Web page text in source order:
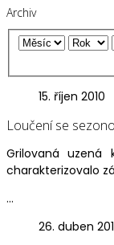
Archiv
15. říjen 2010
Loučení se
Grilovaná uzená
charakterizovalo
...
26. duben